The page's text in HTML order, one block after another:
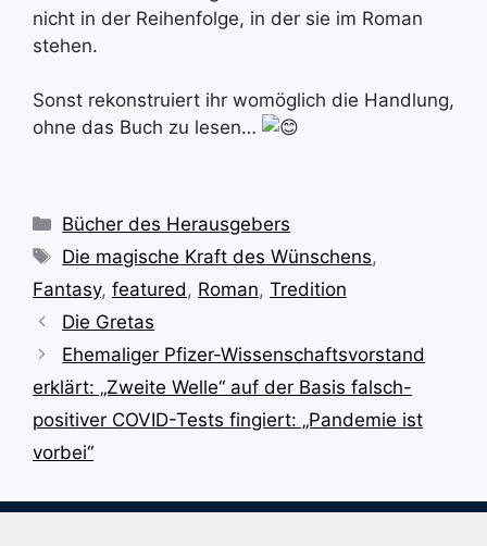
nicht in der Reihenfolge, in der sie im Roman
stehen.
Sonst rekonstruiert ihr womöglich die Handlung,
ohne das Buch zu lesen…
Kategorien
Bücher des Herausgebers
Schlagwörter
Die magische Kraft des Wünschens,
Fantasy, featured , Roman, Tredition
Die Gretas
Ehemaliger Pfizer-Wissenschaftsvorstand
erklärt: „Zweite Welle“ auf der Basis falsch-
positiver COVID-Tests fingiert: „Pandemie ist
vorbei“